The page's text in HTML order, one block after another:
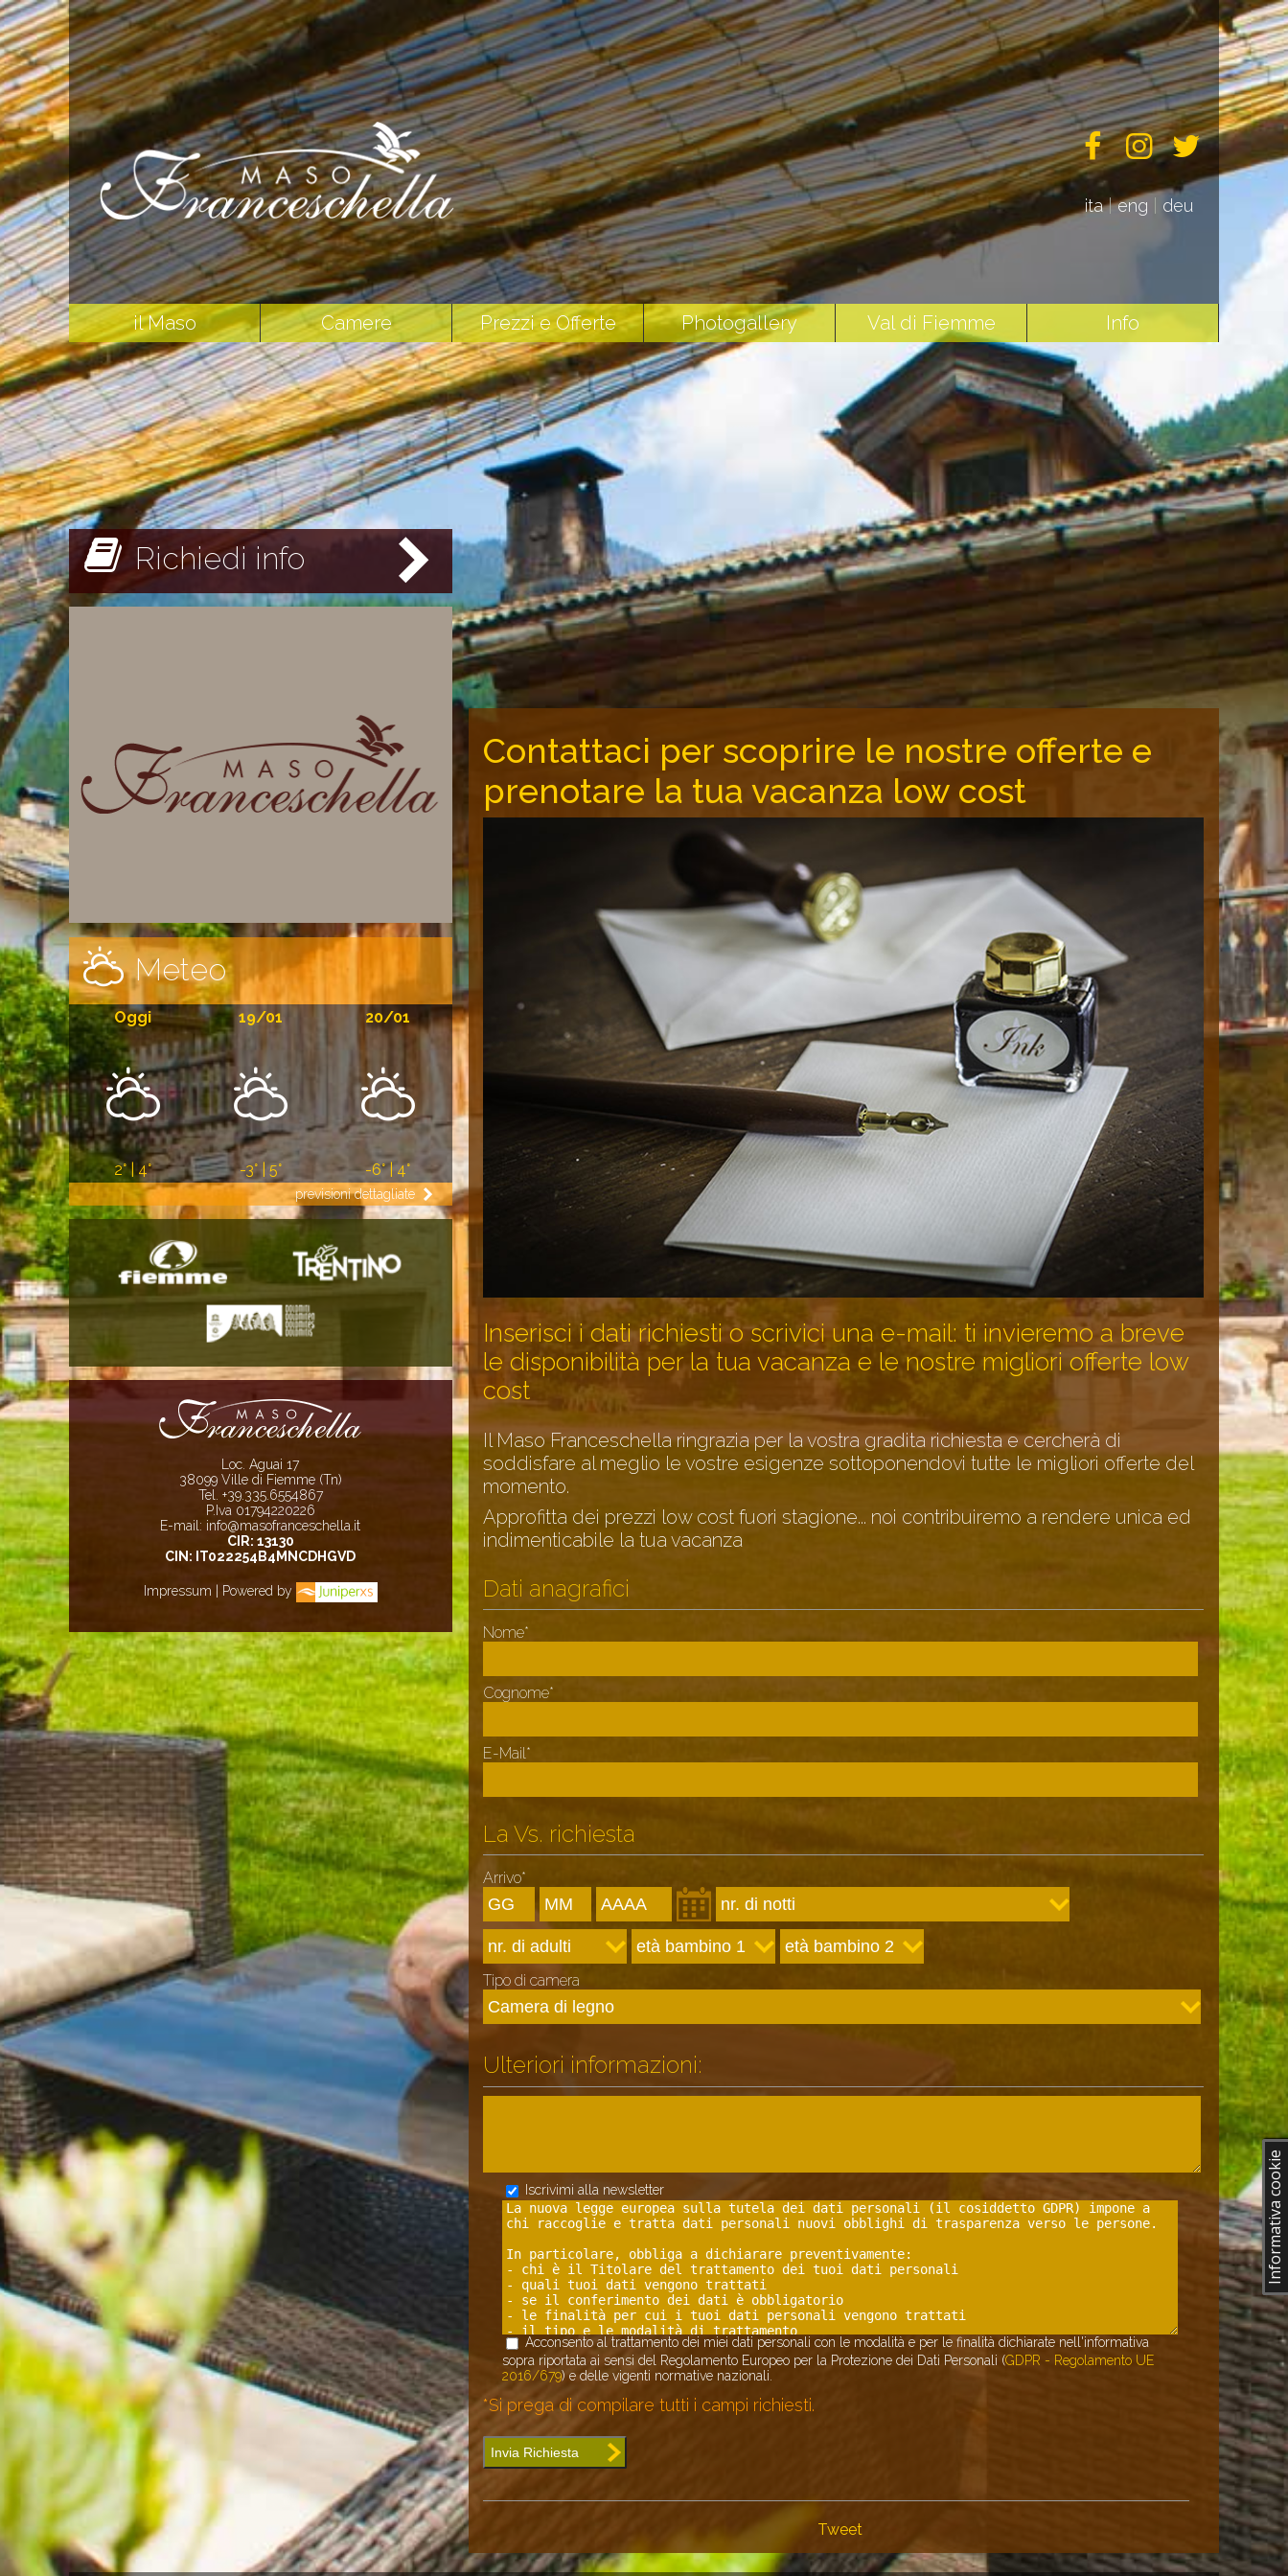
Informativa cookie
ita|eng deu
il Maso Camere Prezzi e Offerte Photogallery Val di Fiemme Info
Contattaci per scoprire le nostre offerte e
prenotare la tua vacanza low cost
Inserisci i dati richiesti o scrivici una e-mail: ti invieremo a breve
le disponibilità per la tua vacanza e le nostre migliori offerte low
cost
Il Maso Franceschella ringrazia per la vostra gradita richiesta e cercherà di
soddisfare al meglio le vostre esigenze sottoponendovi tutte le migliori offerte del
momento.
Approfitta dei prezzi low cost fuori stagione... noi contribuiremo a rendere unica ed
indimenticabile la tuavacanza
Dati anagrafici
Nome*
Cognome*
E-Mail*
La Vs. richiesta
Arrivo*
Tipo di camera
Ulteriori informazioni:
Iscrivimi alla newsletter
Acconsento al trattamento dei miei dati personali con le modalità e per le finalità dichiarate nell'informativa
sopra riportata ai sensi del Regolamento Europeo per la Protezione dei Dati Personali (GDPR - Regolamento UE
2016/679) e delle vigenti normative nazionali.
*Si prega di compilare tutti i campi richiesti.
Invia Richiesta
Tweet
Richiedi info
Meteo
Oggi
2° | 4°
19/01
-3° | 5°
20/01
-6° | 4°
previsioni dettagliate
Loc. Aguai 17
38099 Ville di Fiemme (Tn)
Tel. +39.335.6554867
P.Iva 01794220226
E-mail: info@masofranceschella.it
CIR: 13130
CIN: IT022254B4MNCDHGVD
Impressum | Powered by